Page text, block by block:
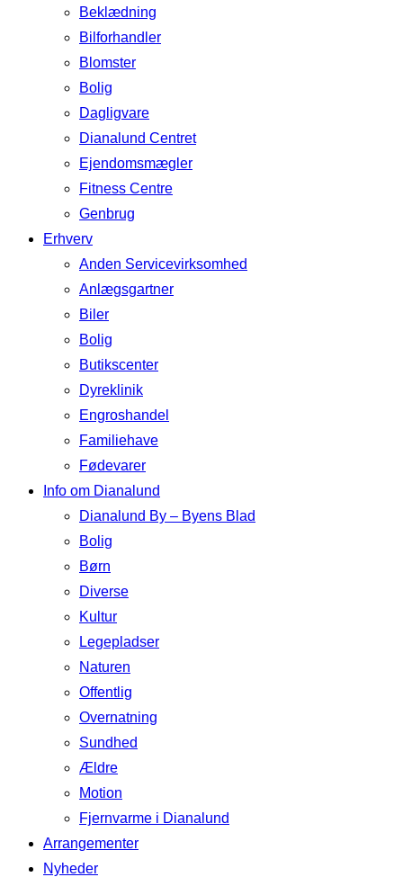
Beklædning
Bilforhandler
Blomster
Bolig
Dagligvare
Dianalund Centret
Ejendomsmægler
Fitness Centre
Genbrug
Erhverv
Anden Servicevirksomhed
Anlægsgartner
Biler
Bolig
Butikscenter
Dyreklinik
Engroshandel
Familiehave
Fødevarer
Info om Dianalund
Dianalund By – Byens Blad
Bolig
Børn
Diverse
Kultur
Legepladser
Naturen
Offentlig
Overnatning
Sundhed
Ældre
Motion
Fjernvarme i Dianalund
Arrangementer
Nyheder